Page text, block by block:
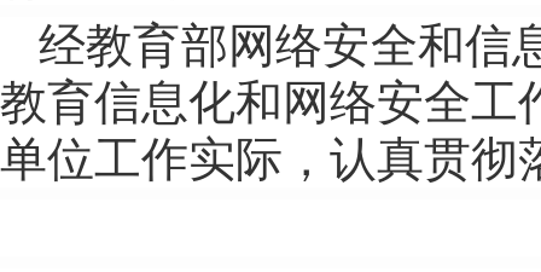
经教育部网络安全和信
教育信息化和网络安全工
单位工作实际，认真贯彻